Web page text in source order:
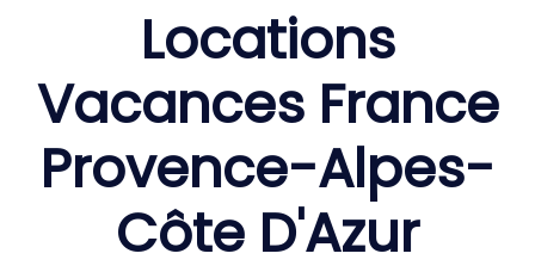
Locations
Vacances France
Provence-Alpes-
Côte D'Azur